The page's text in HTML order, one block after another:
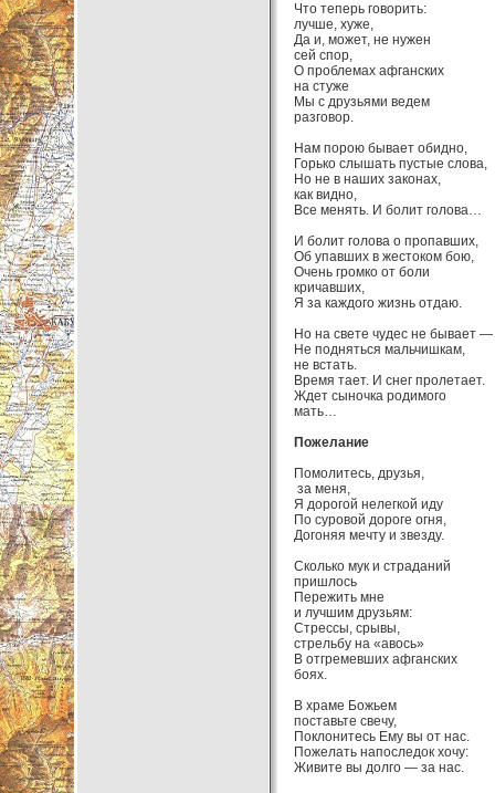
Что теперь говорить:
лучше, хуже,
Да и, может, не нужен
сей спор,
О проблемах афганских
на стуже
Мы с друзьями ведем
разговор.
Нам порою бывает обидно,
Горько слышать пустые слова,
Но не в наших законах,
как видно,
Все менять. И болит голова…
И болит голова о пропавших,
Об упавших в жестоком бою,
Очень громко от боли
кричавших,
Я за каждого жизнь отдаю.
Но на свете чудес не бывает —
Не подняться мальчишкам,
не встать.
Время тает. И снег пролетает.
Ждет сыночка родимого
мать…
Пожелание
Помолитесь, друзья,
за меня,
Я дорогой нелегкой иду
По суровой дороге огня,
Догоняя мечту и звезду.
Сколько мук и страданий
пришлось
Пережить мне
и лучшим друзьям:
Стрессы, срывы,
стрельбу на «авось»
В отгремевших афганских
боях.
В храме Божьем
поставьте свечу,
Поклонитесь Ему вы от нас.
Пожелать напоследок хочу:
Живите вы долго — за нас.